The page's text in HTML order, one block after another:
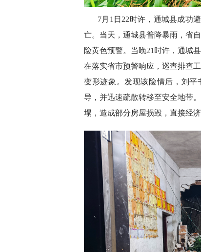
7月1日22时许，通城县成功
亡。当天，通城县普降暴雨，省
险黄色预警。当晚21时许，通城
在落实省市预警响应，巡查排查
变形迹象。发现该险情后，刘
导，并迅速疏散转移至安全地带
塌，造成部分房屋损毁，直接经济